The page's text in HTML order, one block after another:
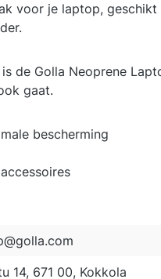
voor je laptop,
de Golla Neoprene
gaat.
bescherming
14, 671 00, Kokkola